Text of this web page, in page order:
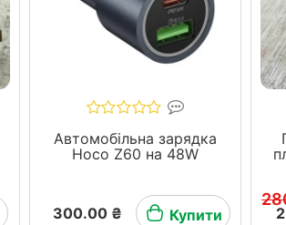
Автомобільна зарядка
Hoco Z60 на 48W
300.00 ₴ Купити